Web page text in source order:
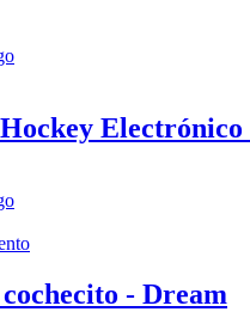
- Dream